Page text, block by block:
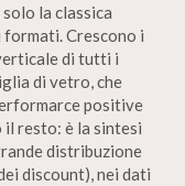
la classica
Crescono i
di tutti i
di vetro, che
positive
resto: è la sintesi
distribuzione
discount), nei dati